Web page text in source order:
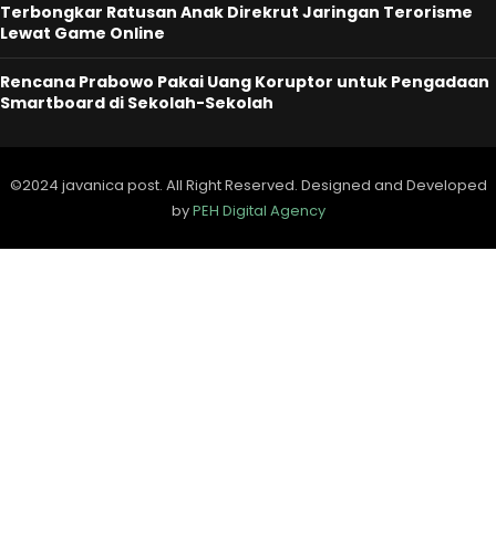
Terbongkar Ratusan Anak Direkrut Jaringan Terorisme
Lewat Game Online
Rencana Prabowo Pakai Uang Koruptor untuk Pengadaan
Smartboard di Sekolah-Sekolah
©2024 javanica post. All Right Reserved. Designed and Developed
byPEH Digital Agency